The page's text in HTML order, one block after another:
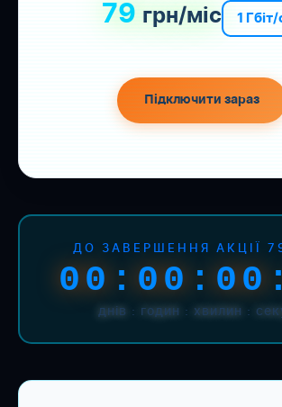
79 грн/міс 1 Гбіт/
Підключити зараз
ДО ЗАВЕРШЕННЯ АКЦІЇ
днів : годин : хвилин :